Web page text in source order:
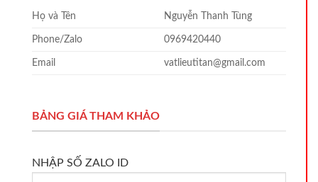
Họ và Tên Nguyễn Thanh Tùng
Phone/Zalo 0969420440
Email vatlieutitan@gmail.com
BẢNG GIÁ THAM KHẢO
NHẬP SỐ ZALO ID